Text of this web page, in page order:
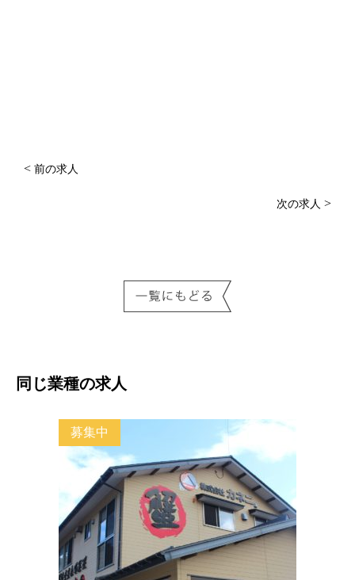
< 前の求人
次の求人 >
同じ業種の求人
募集中